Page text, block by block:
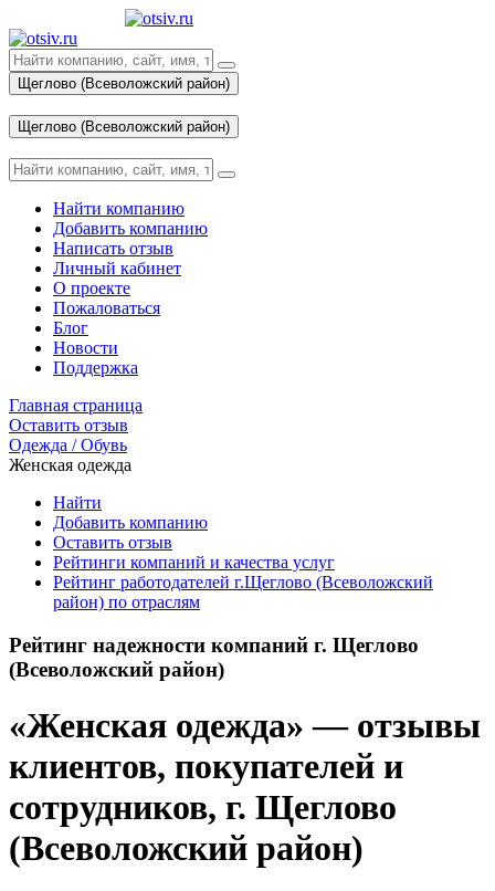
Щеглово (Всеволожский район)
Щеглово (Всеволожский район)
Найти компанию
Добавить компанию
Написать отзыв
Личный кабинет
О проекте
Пожаловаться
Блог
Новости
Поддержка
Главная страница
Оставить отзыв
Одежда / Обувь
Женская одежда
Найти
Добавить компанию
Оставить отзыв
Рейтинги компаний и качества услуг
Рейтинг работодателей г.Щеглово (Всеволожский
район) по отраслям
Рейтинг надежности компаний г. Щеглово
(Всеволожский район)
«Женская одежда» — отзывы
клиентов, покупателей и
сотрудников, г. Щеглово
(Всеволожский район)